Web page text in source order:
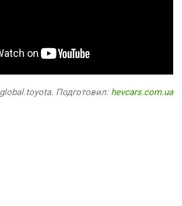
Подготовил: hevcars.com.ua